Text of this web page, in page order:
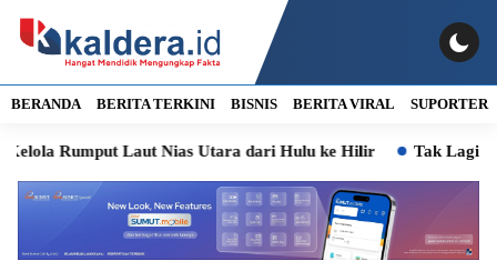
BERANDA BERITA TERKINI BISNIS BERITA VIRAL SUPORTER
Rumput Laut Nias Utara dari Hulu ke Hilir Tak Lagi